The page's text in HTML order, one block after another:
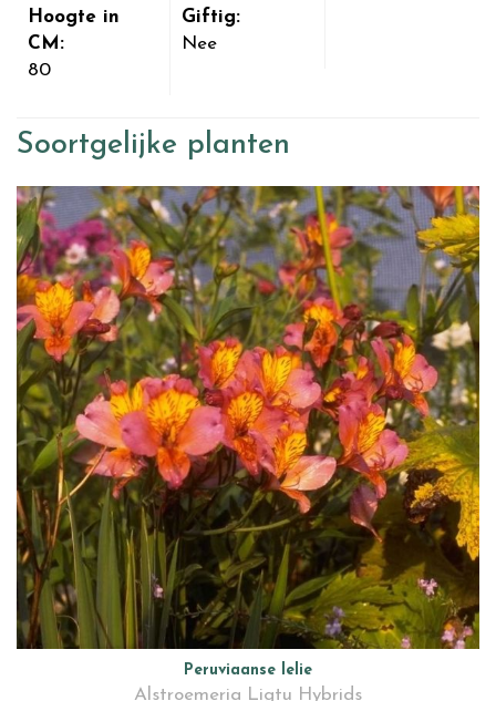
Hoogte in
CM:
80
Giftig:
Nee
Soortgelijke planten
Peruviaanse lelie
Alstroemeria Ligtu Hybrids